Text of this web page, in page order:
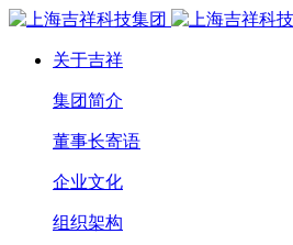
关于吉祥
集团简介
董事长寄语
企业文化
组织架构